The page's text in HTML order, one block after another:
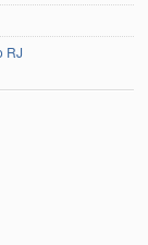
RJ